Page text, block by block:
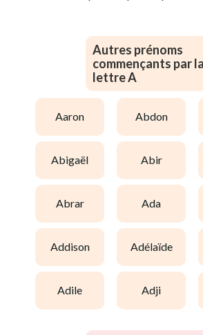
Autres prénoms
commençants par la
lettre A
aaron abdon
abigaël abir
abrar ada
addison adélaïde
adile adji